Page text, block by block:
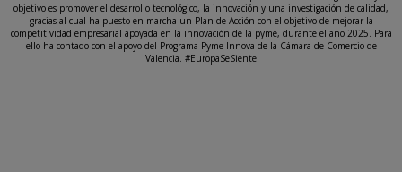
objetivo es promover el desarrollo tecnológico, la innovación y una investigación de calidad,
gracias al cual ha puesto en marcha un Plan de Acción con el objetivo de mejorar la
competitividad empresarial apoyada en la innovación de la pyme, durante el año 2025. Para
ello ha contado con el apoyo del Programa Pyme Innova de la Cámara de Comercio de
Valencia. #EuropaSeSiente